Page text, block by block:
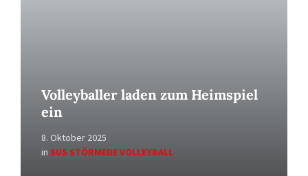
Volleyballer laden zum Heimspiel
ein
8. Oktober 2025
in SUS STÖRMEDE VOLLEYBALL